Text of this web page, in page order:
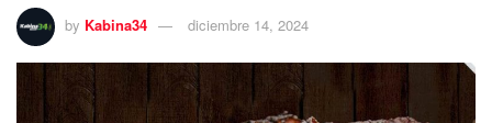
by Kabina34 diciembre 14, 2024